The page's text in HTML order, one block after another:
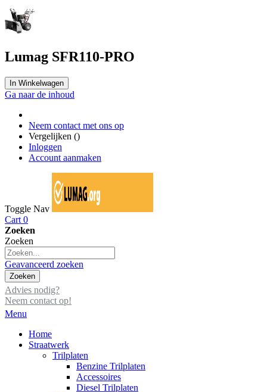
Lumag SFR110-PRO
In Winkelwagen
Ga naar de inhoud
Neem contact met ons op
Vergelijken ()
Inloggen
Account aanmaken
Toggle Nav
Cart 0
Zoeken
Zoeken
Geavanceerd zoeken
Zoeken
Advies nodig?
Neem contact op!
Menu
Home
Straatwerk
Trilplaten
Benzine Trilplaten
Accessoires
Diesel Trilplaten